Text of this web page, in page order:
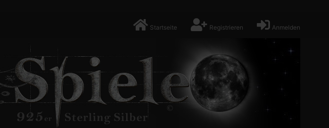
Startseite Registrieren Anmelden